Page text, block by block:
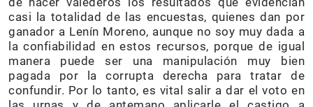
casi la totalidad de las encuestas, quienes dan por
ganador a Lenín Moreno, aunque no soy muy dada a
la confiabilidad en estos recursos, porque de igual
manera puede ser una manipulación muy bien
pagada por la corrupta derecha para tratar de
confundir. Por lo tanto, es vital salir a dar el voto en